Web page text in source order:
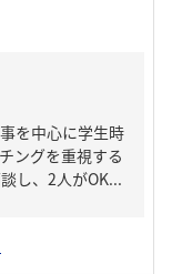
を中心に学生時
ングを重視する
し、2人がOK...